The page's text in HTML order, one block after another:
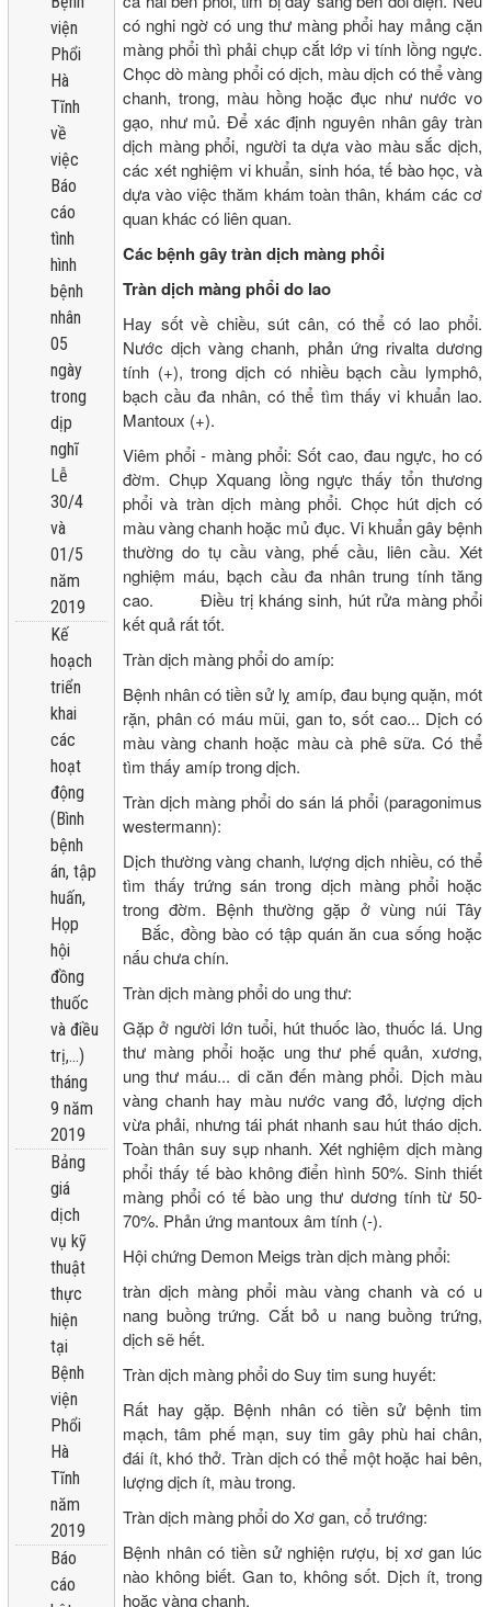
viện
Phổi
Hà
Tĩnh
về
việc
Báo
cáo
tình
hình
bệnh
nhân
05
ngày
trong
dịp
nghĩ
Lễ
30/4
và
01/5
năm
2019
Kế
hoạch
triển
khai
các
hoạt
động
(Bình
bệnh
án, tập
huấn,
Họp
hội
đồng
thuốc
và điều
trị,...)
tháng
9 năm
2019
Bảng
giá
dịch
vụ kỹ
thuật
thực
hiện
tại
Bệnh
viện
Phổi
Hà
Tĩnh
năm
2019
Báo
cáo
có nghi ngờ có ung thư màng phổi hay mảng cặn
màng phổi thì phải chụp cắt lớp vi tính lồng ngực.
Chọc dò màng phổi có dịch, màu dịch có thể vàng
chanh, trong, màu hồng hoặc đục như nước vo
gạo, như mủ. Để xác định nguyên nhân gây tràn
dịch màng phổi, người ta dựa vào màu sắc dịch,
các xét nghiệm vi khuẩn, sinh hóa, tế bào học, và
dựa vào việc thăm khám toàn thân, khám các cơ
quan khác có liên quan.
Các bệnh gây tràn dịch màng phổi
Tràn dịch màng phổi do lao
Hay sốt về chiều, sút cân, có thể có lao phổi.
Nước dịch vàng chanh, phản ứng rivalta dương
tính (+), trong dịch có nhiều bạch cầu lymphô,
bạch cầu đa nhân, có thể tìm thấy vi khuẩn lao.
Mantoux (+).
Viêm phổi - màng phổi: Sốt cao, đau ngực, ho có
đờm. Chụp Xquang lồng ngực thấy tổn thương
phổi và tràn dịch màng phổi. Chọc hút dịch có
màu vàng chanh hoặc mủ đục. Vi khuẩn gây bệnh
thường do tụ cầu vàng, phế cầu, liên cầu. Xét
nghiệm máu, bạch cầu đa nhân trung tính tăng
cao. Điều trị kháng sinh, hút rửa màng phổi
kết quả rất tốt.
Tràn dịch màng phổi do amíp:
Bệnh nhân có tiền sử lỵ amíp, đau bụng quặn, mót
rặn, phân có máu mũi, gan to, sốt cao... Dịch có
màu vàng chanh hoặc màu cà phê sữa. Có thể
tìm thấy amíp trong dịch.
Tràn dịch màng phổi do sán lá phổi (paragonimus
westermann):
Dịch thường vàng chanh, lượng dịch nhiều, có thể
tìm thấy trứng sán trong dịch màng phổi hoặc
trong đờm. Bệnh thường gặp ở vùng núi Tây
Bắc, đồng bào có tập quán ăn cua sống hoặc
nấu chưa chín.
Tràn dịch màng phổi do ung thư:
Gặp ở người lớn tuổi, hút thuốc lào, thuốc lá. Ung
thư màng phổi hoặc ung thư phế quản, xương,
ung thư máu... di căn đến màng phổi. Dịch màu
vàng chanh hay màu nước vang đỏ, lượng dịch
vừa phải, nhưng tái phát nhanh sau hút tháo dịch.
Toàn thân suy sụp nhanh. Xét nghiệm dịch màng
phổi thấy tế bào không điển hình 50%. Sinh thiết
màng phổi có tế bào ung thư dương tính từ 50-
70%. Phản ứng mantoux âm tính (-).
Hội chứng Demon Meigs tràn dịch màng phổi:
tràn dịch màng phổi màu vàng chanh và có u
nang buồng trứng. Cắt bỏ u nang buồng trứng,
dịch sẽ hết.
Tràn dịch màng phổi do Suy tim sung huyết:
Rất hay gặp. Bệnh nhân có tiền sử bệnh tim
mạch, tâm phế mạn, suy tim gây phù hai chân,
đái ít, khó thở. Tràn dịch có thể một hoặc hai bên,
lượng dịch ít, màu trong.
Tràn dịch màng phổi do Xơ gan, cổ trướng:
Bệnh nhân có tiền sử nghiện rượu, bị xơ gan lúc
nào không biết. Gan to, không sốt. Dịch ít, trong
hoặc vàng chanh.